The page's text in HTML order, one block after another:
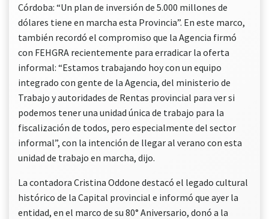
Córdoba: “Un plan de inversión de 5.000 millones de
dólares tiene en marcha esta Provincia”. En este marco,
también recordó el compromiso que la Agencia firmó
con FEHGRA recientemente para erradicar la oferta
informal: “Estamos trabajando hoy con un equipo
integrado con gente de la Agencia, del ministerio de
Trabajo y autoridades de Rentas provincial para ver si
podemos tener una unidad única de trabajo para la
fiscalización de todos, pero especialmente del sector
informal”, con la intención de llegar al verano con esta
unidad de trabajo en marcha, dijo.
La contadora Cristina Oddone destacó el legado cultural
histórico de la Capital provincial e informó que ayer la
entidad, en el marco de su 80° Aniversario, donó a la